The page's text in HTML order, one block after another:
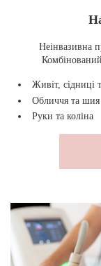
Неінвазивна
Живіт, сідниці
Обличчя та шия
Руки та коліна